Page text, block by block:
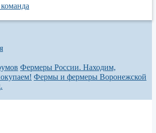
Фермеры России. Находим,
Фермы и фермеры Воронежской